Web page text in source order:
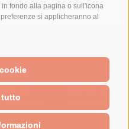
fondo alla pagina o sull'icona
si applicheranno al
tutto